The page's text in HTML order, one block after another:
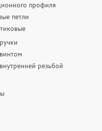
профиля
петли
резьбой